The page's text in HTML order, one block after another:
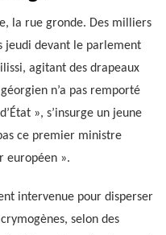
la rue gronde. Des milliers
jeudi devant le parlement
agitant des drapeaux
n’a pas remporté
», s’insurge un jeune
ce premier ministre
européen ».
intervenue pour disperser
selon des